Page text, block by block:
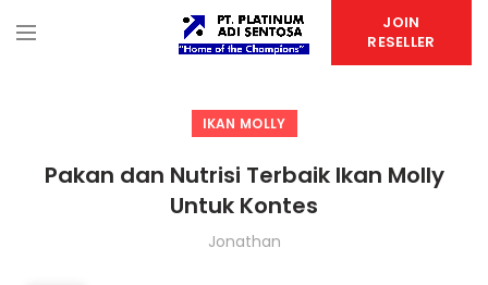
JOIN
RESELLER
IKAN MOLLY
Pakan dan Nutrisi Terbaik Ikan Molly
Untuk Kontes
Jonathan